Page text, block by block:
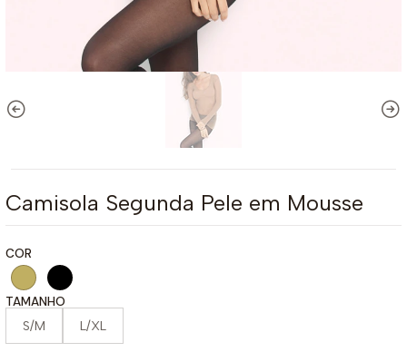
Camisola Segunda Pele em Mousse
COR
TAMANHO
S/M L/XL